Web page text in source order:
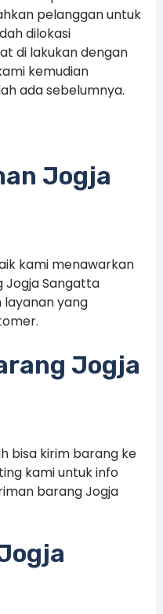
pelanggan untuk
dilokasi
di lakukan dengan
kemudian
ada sebelumnya.
Jogja
kami menawarkan
Jogja Sangatta
yang
Jogja
bisa kirim barang ke
kami untuk info
barang Jogja